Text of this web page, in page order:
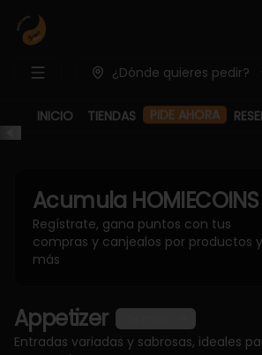
¿Dónde quieres pedir?
INICIO TIENDAS PIDE AHORA
Acumula HOMIECOINS
Regístrate, gana puntos con tus
compras y canjealos por productos y
más
Appetizer
Entradas variadas y sabrosas, ideales